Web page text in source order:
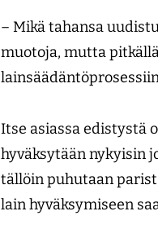
– Mikä tahansa
muotoja, mutta
Itse asiassa edistystä
hyväksytään nykyisin
tällöin puhutaan
lain hyväksymiseen